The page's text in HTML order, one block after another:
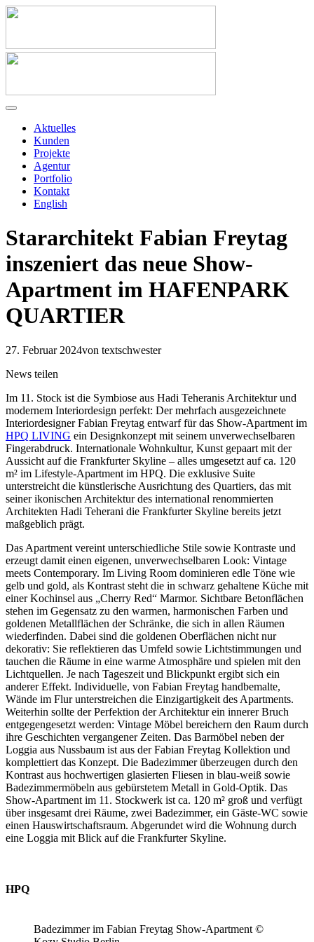
Aktuelles
Kunden
Projekte
Agentur
Portfolio
Kontakt
English
Stararchitekt Fabian Freytag
inszeniert das neue Show-
Apartment im HAFENPARK
QUARTIER
27. Februar 2024von textschwester
News teilen
Im 11. Stock ist die Symbiose aus Hadi Teheranis Architektur und
modernem Interiordesign perfekt: Der mehrfach ausgezeichnete
Interiordesigner Fabian Freytag entwarf für das Show-Apartment im
HPQ LIVING ein Designkonzept mit seinem unverwechselbaren
Fingerabdruck. Internationale Wohnkultur, Kunst gepaart mit der
Aussicht auf die Frankfurter Skyline – alles umgesetzt auf ca. 120
m² im Lifestyle-Apartment im HPQ. Die exklusive Suite
unterstreicht die künstlerische Ausrichtung des Quartiers, das mit
seiner ikonischen Architektur des international renommierten
Architekten Hadi Teherani die Frankfurter Skyline bereits jetzt
maßgeblich prägt.
Das Apartment vereint unterschiedliche Stile sowie Kontraste und
erzeugt damit einen eigenen, unverwechselbaren Look: Vintage
meets Contemporary. Im Living Room dominieren edle Töne wie
gelb und gold, als Kontrast steht die in schwarz gehaltene Küche mit
einer Kochinsel aus „Cherry Red“ Marmor. Sichtbare Betonflächen
stehen im Gegensatz zu den warmen, harmonischen Farben und
goldenen Metallflächen der Schränke, die sich in allen Räumen
wiederfinden. Dabei sind die goldenen Oberflächen nicht nur
dekorativ: Sie reflektieren das Umfeld sowie Lichtstimmungen und
tauchen die Räume in eine warme Atmosphäre und spielen mit den
Lichtquellen. Je nach Tageszeit und Blickpunkt ergibt sich ein
anderer Effekt. Individuelle, von Fabian Freytag handbemalte,
Wände im Flur unterstreichen die Einzigartigkeit des Apartments.
Weiterhin sollte der Perfektion der Architektur ein innerer Bruch
entgegengesetzt werden: Vintage Möbel bereichern den Raum durch
ihre Geschichten vergangener Zeiten. Das Barmöbel neben der
Loggia aus Nussbaum ist aus der Fabian Freytag Kollektion und
komplettiert das Konzept. Die Badezimmer überzeugen durch den
Kontrast aus hochwertigen glasierten Fliesen in blau-weiß sowie
Badezimmermöbeln aus gebürstetem Metall in Gold-Optik. Das
Show-Apartment im 11. Stockwerk ist ca. 120 m² groß und verfügt
über insgesamt drei Räume, zwei Badezimmer, ein Gäste-WC sowie
einen Hauswirtschaftsraum. Abgerundet wird die Wohnung durch
eine Loggia mit Blick auf die Frankfurter Skyline.
HPQ
Badezimmer im Fabian Freytag Show-Apartment ©